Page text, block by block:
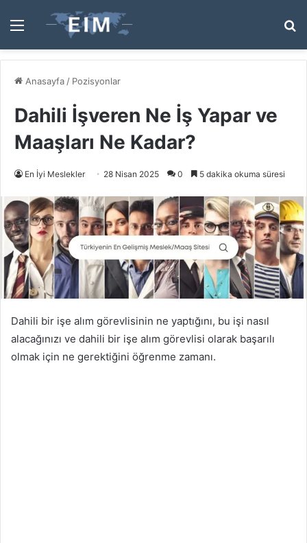
Menü
...
Anasayfa / Pozisyonlar
Dahili İşveren Ne İş Yapar ve
Maaşları Ne Kadar?
En İyi Meslekler 28 Nisan 2025 0 5 dakika okuma süresi
Dahili bir işe alım görevlisinin ne yaptığını, bu işi nasıl
alacağınızı ve dahili bir işe alım görevlisi olarak başarılı
olmak için ne gerektiğini öğrenme zamanı.